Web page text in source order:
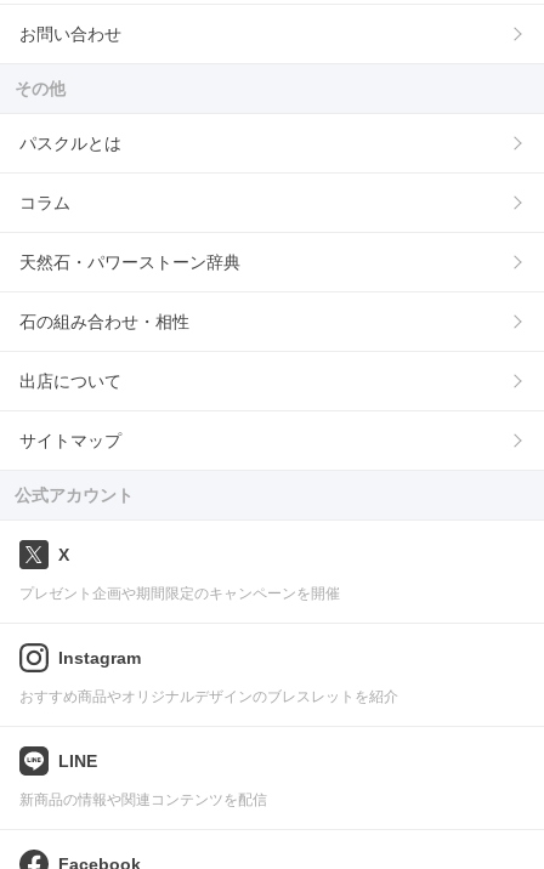
お問い合わせ
その他
パスクルとは
コラム
天然石・パワーストーン辞典
石の組み合わせ・相性
出店について
サイトマップ
公式アカウント
X
プレゼント企画や期間限定のキャンペーンを開催
Instagram
おすすめ商品やオリジナルデザインのブレスレットを紹介
LINE
新商品の情報や関連コンテンツを配信
Facebook